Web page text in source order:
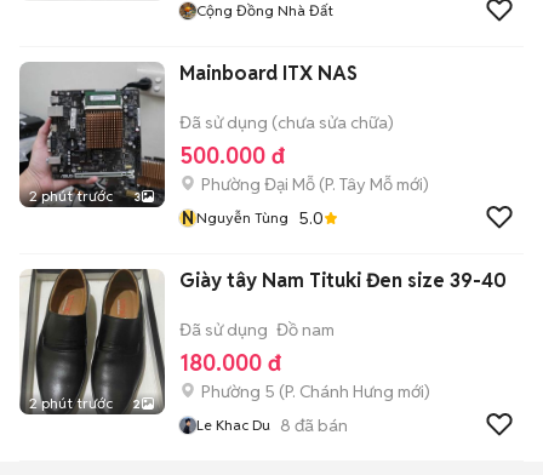
Cộng Đồng Nhà Đất
2 phút trước 3
Mainboard ITX NAS
Đã sử dụng (chưa sửa chữa)
500.000 đ
Phường Đại Mỗ (P. Tây Mỗ mới)
NNguyễn Tùng 5.0
2 phút trước 2
Giày tây Nam Tituki Đen size 39-40
Đã sử dụng Đồ nam
180.000 đ
Phường 5 (P. Chánh Hưng mới)
Le Khac Du 8 đã bán